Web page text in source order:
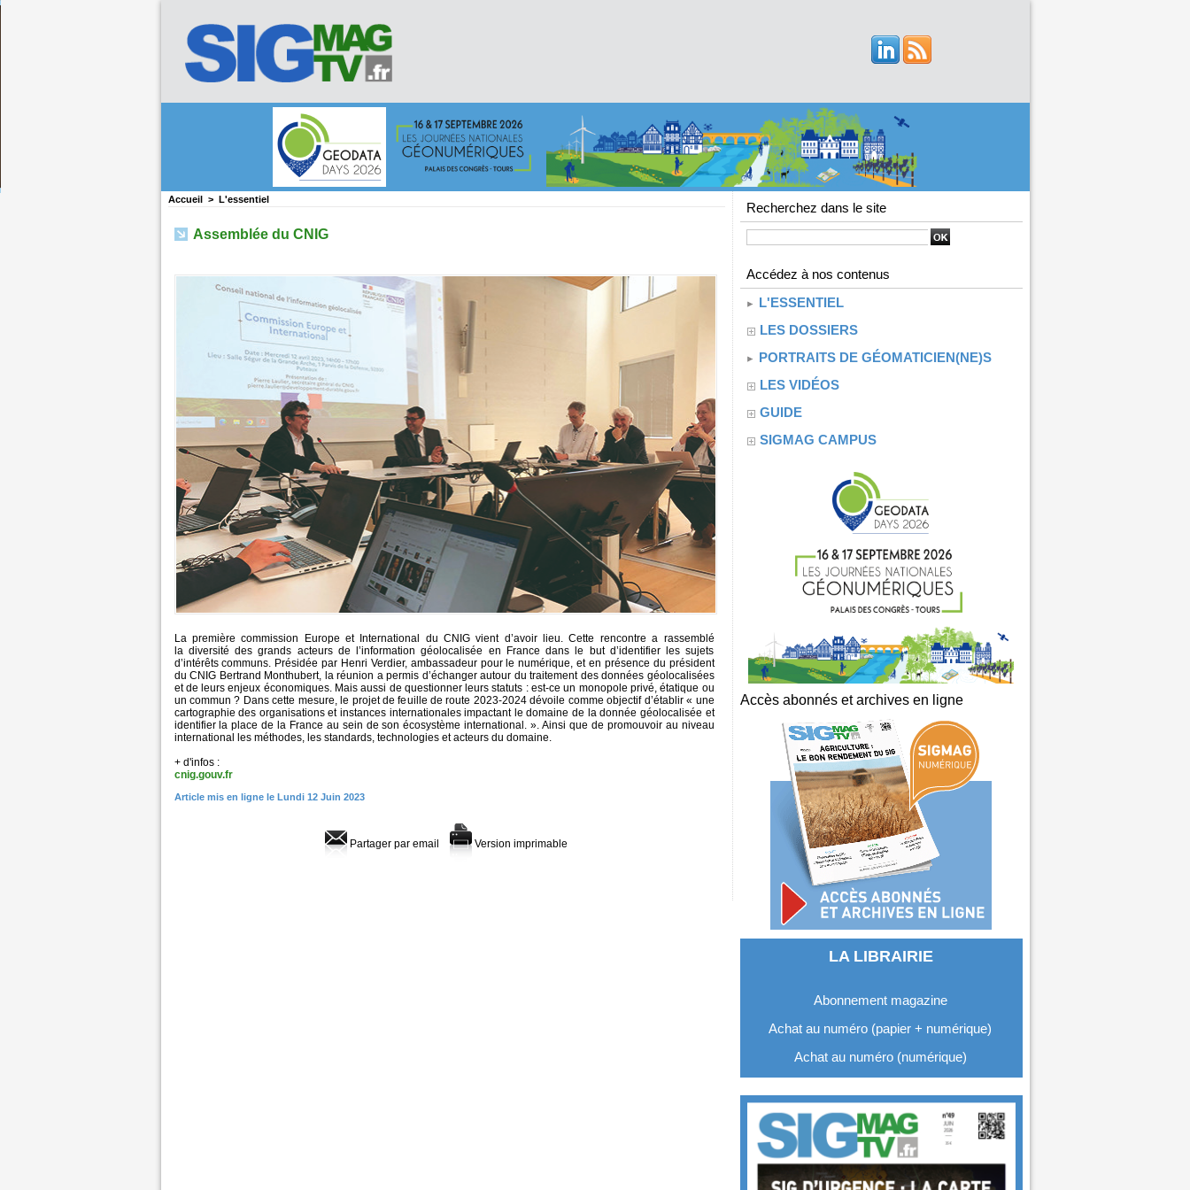
Accueil > L'essentiel
Assemblée du CNIG
La première commission Europe et International du CNIG vient d’avoir lieu. Cette rencontre a rassemblé
la diversité des grands acteurs de l’information géolocalisée en France dans le but d’identifier les sujets
d’intérêts communs. Présidée par Henri Verdier, ambassadeur pour le numérique, et en présence du président
du CNIG Bertrand Monthubert, la réunion a permis d’échanger autour du traitement des données géolocalisées
et de leurs enjeux économiques. Mais aussi de questionner leurs statuts : est-ce un monopole privé, étatique ou
un commun ? Dans cette mesure, le projet de feuille de route 2023-2024 dévoile comme objectif d’établir « une
cartographie des organisations et instances internationales impactant le domaine de la donnée géolocalisée et
identifier la place de la France au sein de son écosystème international. ». Ainsi que de promouvoir au niveau
international les méthodes, les standards, technologies et acteurs du domaine.
+ d'infos :
cnig.gouv.fr
Article mis en ligne le Lundi 12 Juin 2023
Partager par email Version imprimable
Recherchez dans le site
Accédez à nos contenus
L'ESSENTIEL
LES DOSSIERS
PORTRAITS DE GÉOMATICIEN(NE)S
LES VIDÉOS
GUIDE
SIGMAG CAMPUS
Accès abonnés et archives en ligne
LA LIBRAIRIE
Abonnement magazine
Achat au numéro (papier + numérique)
Achat au numéro (numérique)